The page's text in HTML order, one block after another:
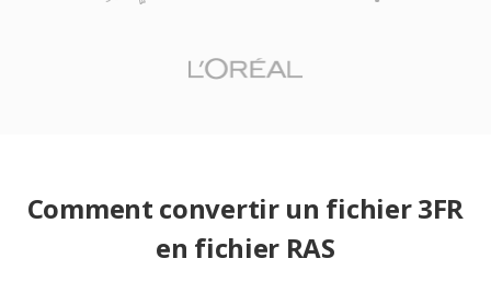
Comment convertir un fichier 3FR
en fichier RAS